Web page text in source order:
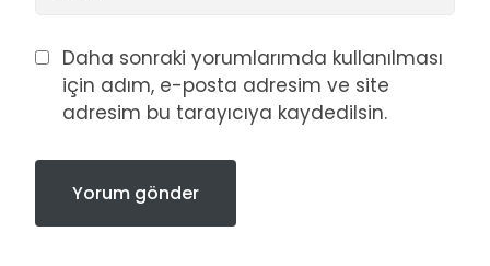
Daha sonraki yorumlarımda kullanılması
için adım, e-posta adresim ve site
adresim bu tarayıcıya kaydedilsin.